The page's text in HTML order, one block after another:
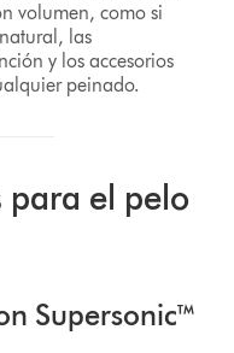
volumen, como si
las
y los accesorios
peinado.
para el pelo
Supersonic™